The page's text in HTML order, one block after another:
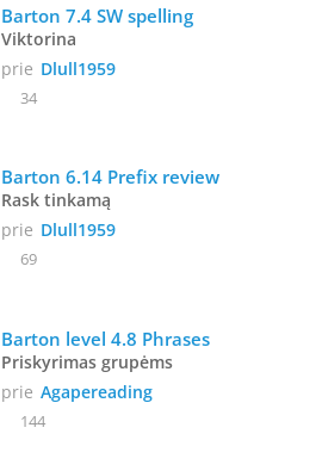
Barton 7.4 SW spelling
Viktorina
prie Dlull1959
34
Barton 6.14 Prefix review
Rask tinkamą
prie Dlull1959
69
Priskyrimas grupėms
prie Agapereading
144